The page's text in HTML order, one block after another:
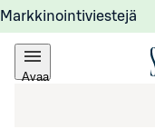
Markkinointiviestejä
Avaa